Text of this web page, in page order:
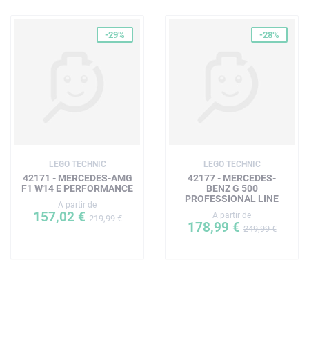
-29%
LEGO TECHNIC
42171 - MERCEDES-AMG
F1 W14 E PERFORMANCE
A partir de
157,02 €219,99 €
-28%
LEGO TECHNIC
42177 - MERCEDES-
BENZ G 500
PROFESSIONAL LINE
A partir de
178,99 €249,99 €